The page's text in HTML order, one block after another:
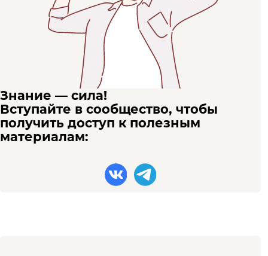
Знание — сила!
Вступайте в сообщество, чтобы
получить доступ к полезным
материалам: